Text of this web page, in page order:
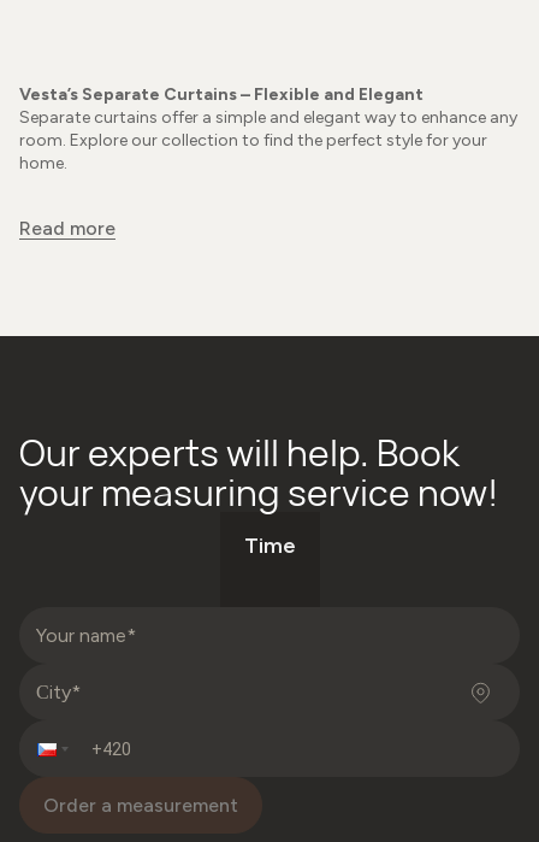
Vesta’s Separate Curtains – Flexible and Elegant
Separate curtains offer a simple and elegant way to enhance any
room. Explore our collection to find the perfect style for your
home.
Read more
Order a measurement
Time
Our experts will help. Book
your measuring service now!